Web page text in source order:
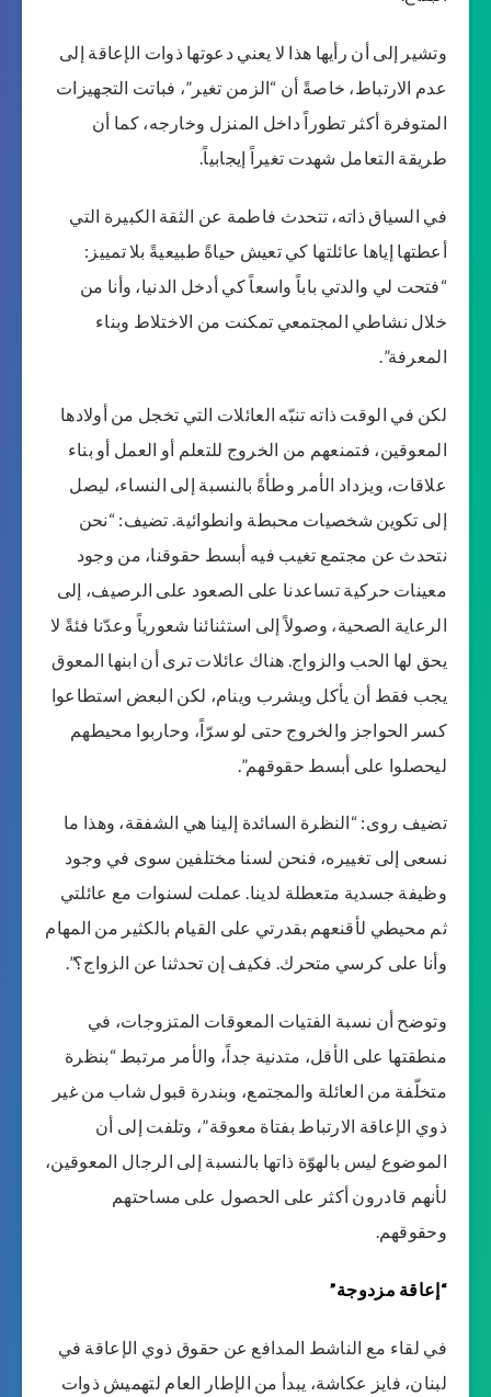
وتشير إلى أن رأيها هذا لا يعني دعوتها ذوات الإعاقة إلى
عدم الارتباط، خاصةً أن “الزمن تغير”، فباتت التجهيزات
المتوفرة أكثر تطوراً داخل المنزل وخارجه، كما أن
طريقة التعامل شهدت تغيراً إيجابياً.
في السياق ذاته، تتحدث فاطمة عن الثقة الكبيرة التي
أعطتها إياها عائلتها كي تعيش حياةً طبيعيةً بلا تمييز:
“فتحت لي والدتي باباً واسعاً كي أدخل الدنيا، وأنا من
خلال نشاطي المجتمعي تمكنت من الاختلاط وبناء
المعرفة”.
لكن في الوقت ذاته تنبّه العائلات التي تخجل من أولادها
المعوقين، فتمنعهم من الخروج للتعلم أو العمل أو بناء
علاقات، ويزداد الأمر وطأةً بالنسبة إلى النساء، ليصل
إلى تكوين شخصيات محبطة وانطوائية. تضيف: “نحن
نتحدث عن مجتمع تغيب فيه أبسط حقوقنا، من وجود
معينات حركية تساعدنا على الصعود على الرصيف، إلى
الرعاية الصحية، وصولاً إلى استثنائنا شعورياً وعدّنا فئةً لا
يحق لها الحب والزواج. هناك عائلات ترى أن ابنها المعوق
يجب فقط أن يأكل ويشرب وينام، لكن البعض استطاعوا
كسر الحواجز والخروج حتى لو سرّاً، وحاربوا محيطهم
ليحصلوا على أبسط حقوقهم”.
تضيف روى: “النظرة السائدة إلينا هي الشفقة، وهذا ما
نسعى إلى تغييره، فنحن لسنا مختلفين سوى في وجود
وظيفة جسدية متعطلة لدينا. عملت لسنوات مع عائلتي
ثم محيطي لأقنعهم بقدرتي على القيام بالكثير من المهام
وأنا على كرسي متحرك. فكيف إن تحدثنا عن الزواج؟”.
وتوضح أن نسبة الفتيات المعوقات المتزوجات، في
منطقتها على الأقل، متدنية جداً، والأمر مرتبط “بنظرة
متخلّفة من العائلة والمجتمع، وبندرة قبول شاب من غير
ذوي الإعاقة الارتباط بفتاة معوقة”، وتلفت إلى أن
الموضوع ليس بالهوّة ذاتها بالنسبة إلى الرجال المعوقين،
لأنهم قادرون أكثر على الحصول على مساحتهم
وحقوقهم.
“إعاقة مزدوجة”
في لقاء مع الناشط المدافع عن حقوق ذوي الإعاقة في
لبنان، فايز عكاشة، يبدأ من الإطار العام لتهميش ذوات